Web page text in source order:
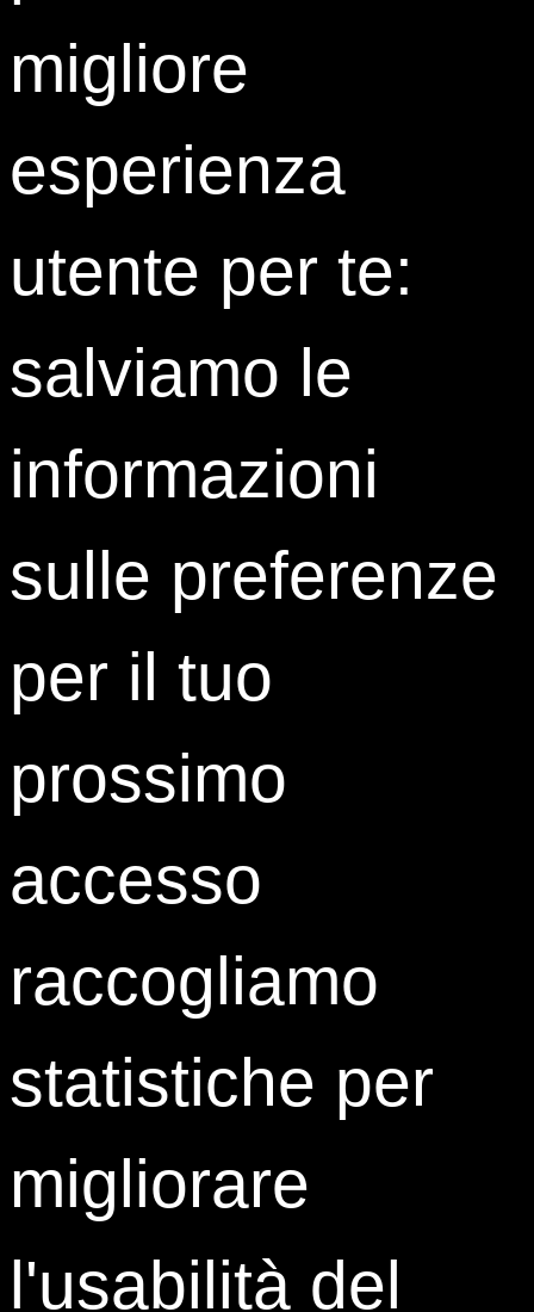
Master ISTUD.
Contenuti del webinar:
e cosa potrà succedere
“La voce dal campo” dei protagonisti:
Martino
Settore Sport e alta formazione: la proposta e i
Contatti
0323 933 801
393 9091288
migliore
esperienza
utente per te:
salviamo le
informazioni
sulle preferenze
per il tuo
prossimo
accesso
raccogliamo
statistiche per
migliorare
l'usabilità del